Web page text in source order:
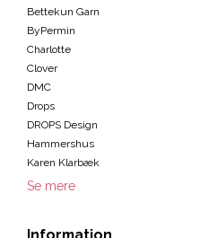
Bettekun Garn
ByPermin
Charlotte
Clover
DMC
Drops
DROPS Design
Hammershus
Karen Klarbæk
Se mere
Information